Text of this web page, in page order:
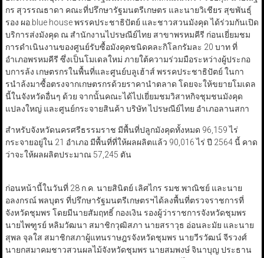
กร สุวรรณธาดา คณะที่ปรึกษารัฐมนตรีเกษตร และนายวิเชียร สุขพันธุ์
รอง ผอ.blue house พรรคประชาธิปัตย์ และชาวสวนมังคุด ได้ร่วมกันเปิด
บริการส่งมังคุด ณ สำนักงานไปรษณีย์ไทย สาขาพรหมคีรี ก่อนเยี่ยมชม
การดำเนินงานของศูนย์รับซื้อมังคุดชนิดคละกิโลกรัมละ 20 บาท ที่
อำเภอพรหมคีรี ซึ่งเป็นโมเดลใหม่ ภายใต้ความร่วมมือระหว่างผู้ประกอ
บการล้ง เกษตรกรในพื้นที่และศูนย์บลูเฮ้าส์ พรรคประชาธิปัตย์ ในกา
รนำล้งมาซื้อตรงจากเกษตรกรด้วยราคานำตลาด โดยจะให้ขยายโมเดล
นี้ในจังหวัดอื่นๆ ด้วย จากนั้นคณะได้ไปเยี่ยมชมวิสาหกิจชุมชนมังคุด
แปลงใหญ่ และศูนย์กระจายสินค้า บริษัท ไปรษณีย์ไทย อำเภอลานสกา
สำหรับจังหวัดนครศรีธรรมราช มีพื้นที่ปลูกมังคุดทั้งหมด 96,159 ไร่
กระจายอยู่ใน 21 อำเภอ มีพื้นที่ที่ให้ผลผลิตแล้ว 90,016 ไร่ ปี 2564 นี้ คาด
ว่าจะให้ผลผลิตประมาณ 57,245 ตัน
ก่อนหน้านี้ในวันที่ 28 ก.ค. นายสินิตย์ เลิศไกร รมช.พาณิชย์ และนาย
อลงกรณ์ พลบุตร ที่ปรึกษารัฐมนตรีเกษตรฯได้ลงพื้นที่ตรวจราชการที่
จังหวัดชุมพร โดยมีนายสัมฤทธิ์ กองเงิน รองผู้ว่าราชการจังหวัดชุมพร
นายไพฑูรย์ หลิมวัฒนา สมาชิกวุฒิสภา นายสราวุธ อ่อนละมัย และนาย
สุพล จุลใส สมาชิกสภาผู้แทนราษฎรจังหวัดชุมพร นายวีรวัฒน์ จีรวงศ์
นายกสมาคมชาวสวนผลไม้จังหวัดชุมพร นายสมพงษ์ จินาบุญ ประธาน